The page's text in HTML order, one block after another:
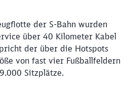
der S-Bahn wurden
über 40 Kilometer Kabel
der über die Hotspots
von fast vier Fußballfeldern
Sitzplätze.